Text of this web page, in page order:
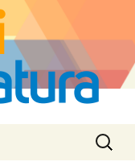
Buscar: